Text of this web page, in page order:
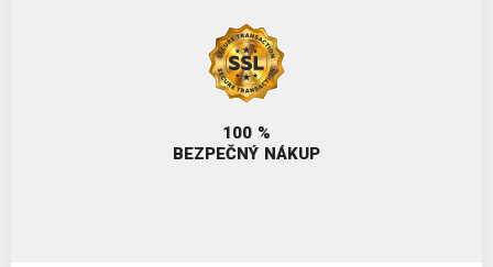
100 %
BEZPEČNÝ NÁKUP